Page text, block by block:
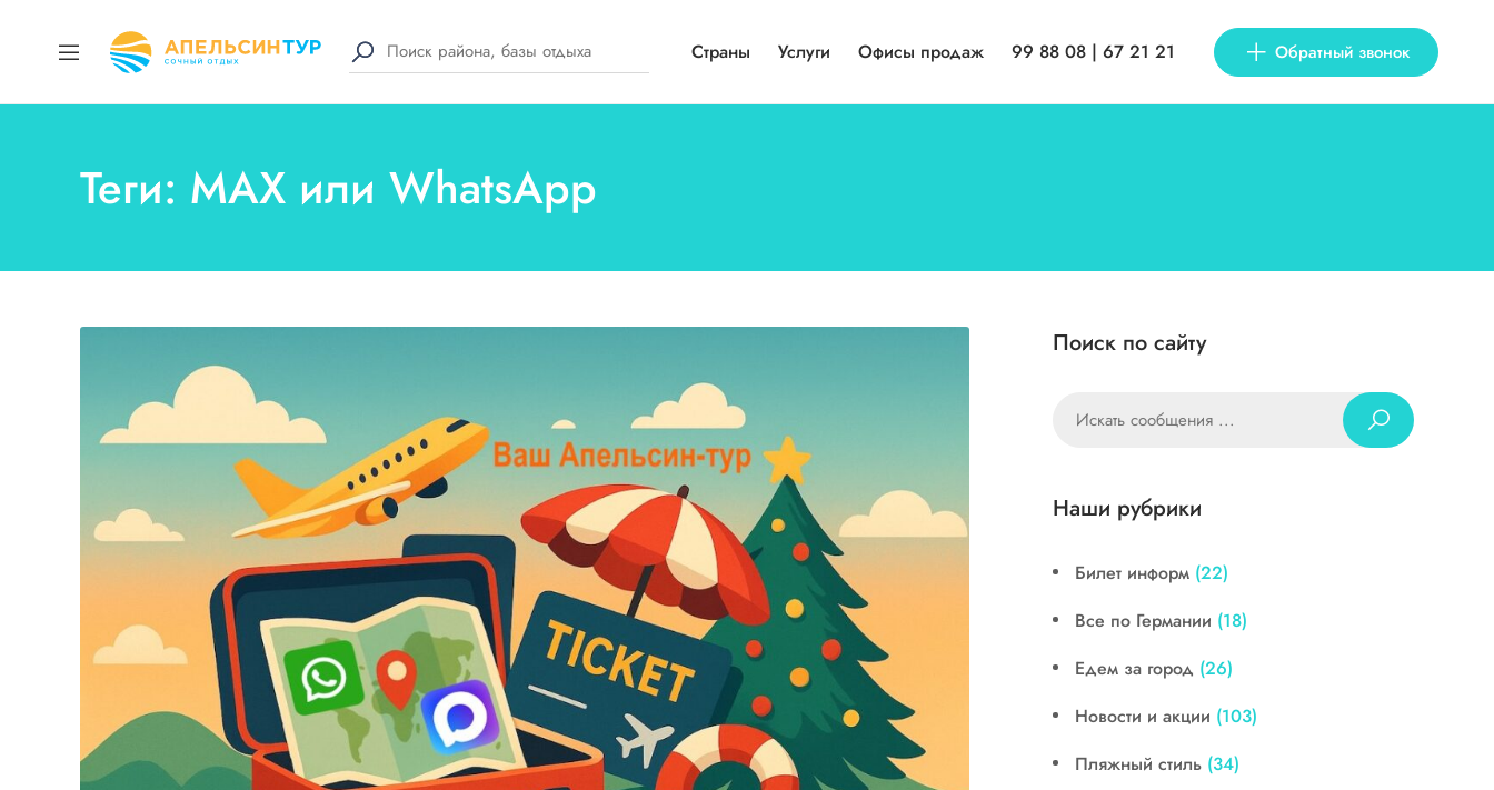
Страны Услуги Офисы продаж 99 88 08 | 67 21 21 Обратный звонок
Теги: MAX или WhatsApp
Поиск по сайту
Наши рубрики
Билет информ (22)
Все по Германии (18)
Едем за город (26)
Новости и акции (103)
Пляжный стиль (34)